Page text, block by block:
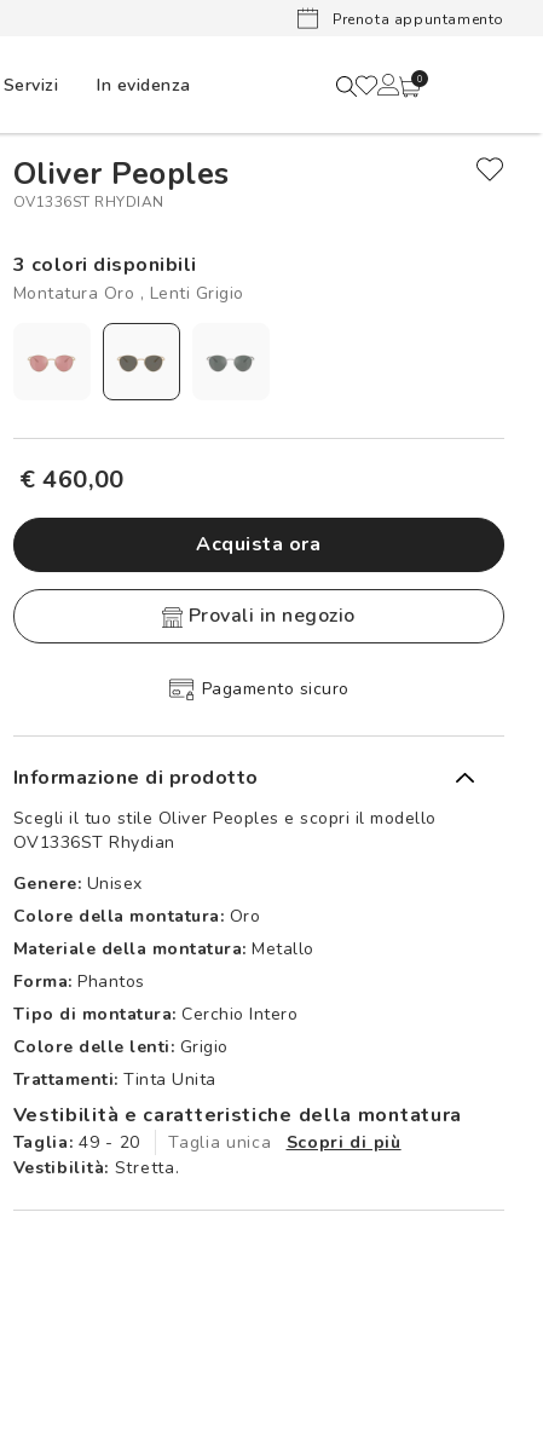
Lenti a
Prenota appuntamento
Servizi In evidenza 0
Oliver Peoples
OV1336ST RHYDIAN
3 colori disponibili
Montatura Oro , Lenti Grigio
€ 460,00
Acquista ora
provali in negozio
Pagamento sicuro
Informazione di prodotto
Scegli il tuo stile Oliver Peoples e scopri il modello
OV1336ST Rhydian
Genere: Unisex
Colore della montatura: Oro
Materiale della montatura: Metallo
Forma: Phantos
Tipo di montatura: Cerchio Intero
Colore delle lenti: Grigio
Trattamenti: Tinta Unita
Vestibilità e caratteristiche della montatura
Taglia: 49 - 20 Taglia unica
Scopri di più
Vestibilità: Stretta.